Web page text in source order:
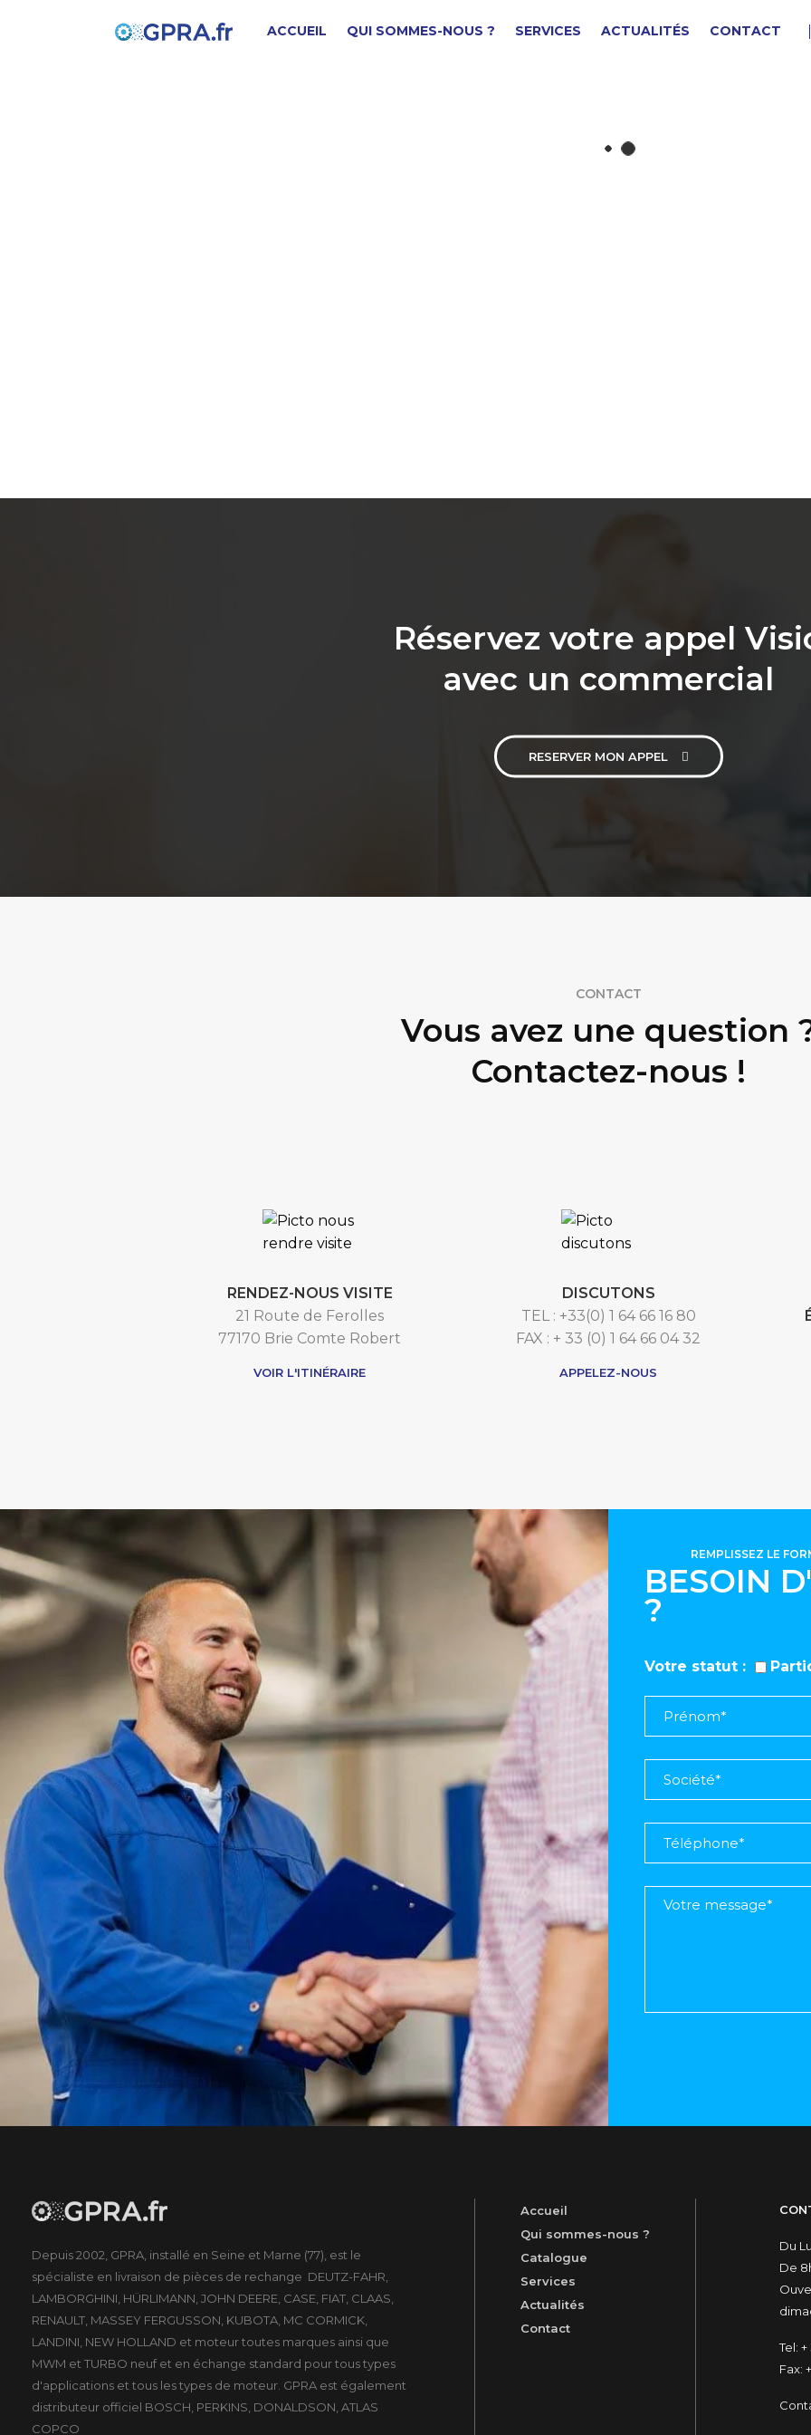
ACCUEIL QUI SOMMES-NOUS ? SERVICES ACTUALITÉS CONTACT
DISTRIBUTEUR D'AIR
Réservez votre appel
avec un commercial
RESERVER MON APPEL
CONTACT
Vous avez une question
Contactez-nous !
RENDEZ-NOUS VISITE
21 Route de Ferolles
77170 Brie Comte Robert
VOIR L'ITINÉRAIRE
DISCUTONS
TEL : +33(0) 1 64 66 16 80
FAX : + 33 (0) 1 64 66 04 32
APPELEZ-NOUS
BESOIN
?
REMPLISSEZ LE
Votre statut
Depuis 2002, GPRA, installé en Seine et Marne (77), est le
spécialiste en livraison de pièces de rechange DEUTZ-FAHR,
LAMBORGHINI, HÜRLIMANN, JOHN DEERE, CASE, FIAT, CLAAS,
RENAULT, MASSEY FERGUSSON, KUBOTA, MC CORMICK,
LANDINI, NEW HOLLAND et moteur toutes marques ainsi que
MWM et TURBO neuf et en échange standard pour tous types
d'applications et tous les types de moteur. GPRA est également
distributeur officiel BOSCH, PERKINS, DONALDSON, ATLAS
COPCO
Accueil
Qui sommes-nous ?
Catalogue
Services
Actualités
Contact
Du
De
Tel: +
Fax: